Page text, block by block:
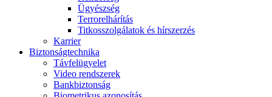
Ügyészség
Terrorelhárítás
Titkosszolgálatok és hírszerzés
Karrier
Biztonságtechnika
Távfelügyelet
Video rendszerek
Bankbiztonság